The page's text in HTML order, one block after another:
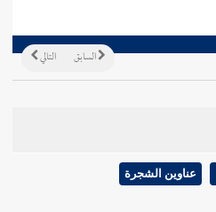
التالي السابق
عناوين الشجرة